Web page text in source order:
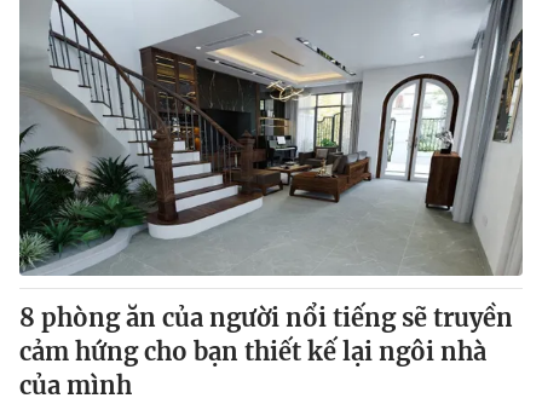
Y tế
Thế giới
Tin tức
Thế giới đó đây
Câu chuyện quốc tế
Kinh tế
Tài chính
Thị trường
Góc doanh nghiệp
Dữ liệu và đời sống
Truyền hình
Phim VTV
Giải trí
8 phòng ăn của người nổi tiếng sẽ truyền
cảm hứng cho bạn thiết kế lại ngôi nhà
của mình